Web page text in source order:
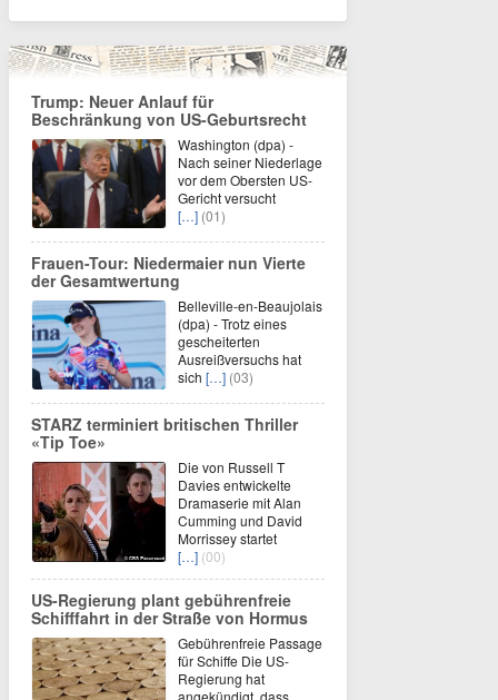
Trump: Neuer Anlauf für
Beschränkung von US-Geburtsrecht
Washington (dpa) -
Nach seiner Niederlage
vor dem Obersten US-
Gericht versucht
[…] (01)
Frauen-Tour: Niedermaier nun Vierte
der Gesamtwertung
Belleville-en-Beaujolais
(dpa) - Trotz eines
gescheiterten
Ausreißversuchs hat
sich […] (03)
STARZ terminiert britischen Thriller
«Tip Toe»
Die von Russell T
Davies entwickelte
Dramaserie mit Alan
Cumming und David
Morrissey startet
[…] (00)
US-Regierung plant gebührenfreie
Schifffahrt in der Straße von Hormus
Gebührenfreie Passage
für Schiffe Die US-
Regierung hat
angekündigt, dass